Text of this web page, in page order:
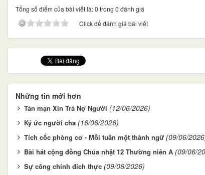
Tổng số điểm của bài viết là: 0 trong 0 đánh giá
Click để đánh giá bài viết
Những tin mới hơn
Tản mạn Xin Trả Nợ Người (12/06/2026)
Ký ức người cha (16/06/2026)
Tích cốc phòng cơ - Mỗi tuần một thành ngữ (09/06/
Bài hát cộng đồng Chúa nhật 12 Thường niên A (09/06/
Sự công chính đích thực (09/06/2026)